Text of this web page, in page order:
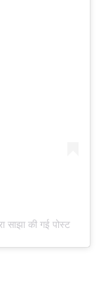
की गई पोस्ट